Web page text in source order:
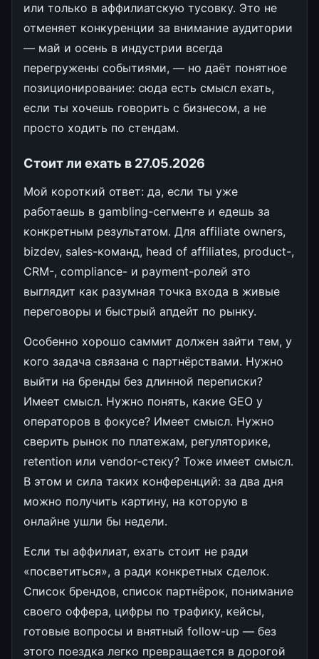
или только в аффилиатскую тусовку. Это не
отменяет конкуренции за внимание аудитории
— май и осень в индустрии всегда
перегружены событиями, — но даёт понятное
позиционирование: сюда есть смысл ехать,
если ты хочешь говорить с бизнесом, а не
просто ходить по стендам.
Стоит ли ехать в 27.05.2026
Мой короткий ответ: да, если ты уже
работаешь в gambling-сегменте и едешь за
конкретным результатом. Для affiliate owners,
bizdev, sales-команд, head of affiliates, product-,
CRM-, compliance- и payment-ролей это
выглядит как разумная точка входа в живые
переговоры и быстрый апдейт по рынку.
Особенно хорошо саммит должен зайти тем, у
кого задача связана с партнёрствами. Нужно
выйти на бренды без длинной переписки?
Имеет смысл. Нужно понять, какие GEO у
операторов в фокусе? Имеет смысл. Нужно
сверить рынок по платежам, регуляторике,
retention или vendor-стеку? Тоже имеет смысл.
В этом и сила таких конференций: за два дня
можно получить картину, на которую в
онлайне ушли бы недели.
Если ты аффилиат, ехать стоит не ради
«посветиться», а ради конкретных сделок.
Список брендов, список партнёрок, понимание
своего оффера, цифры по трафику, кейсы,
готовые вопросы и внятный follow-up — без
этого поездка легко превращается в дорогой